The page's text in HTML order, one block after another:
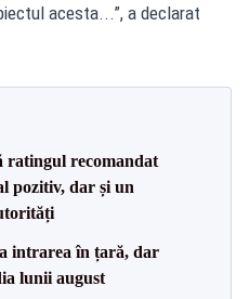
acesta...”, a declarat
ratingul recomandat
pozitiv, dar și un
intrarea în țară, dar
lunii august